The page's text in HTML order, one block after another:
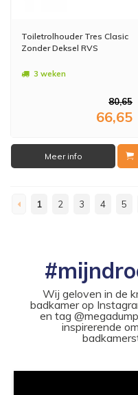
Toiletrolhouder Tres Clasic
Zonder Deksel RVS
3 weken
80,65
66,65
Meer info
1 2 3 4 5
Wij geloven in de
badkamer op
en tag
inspirerende